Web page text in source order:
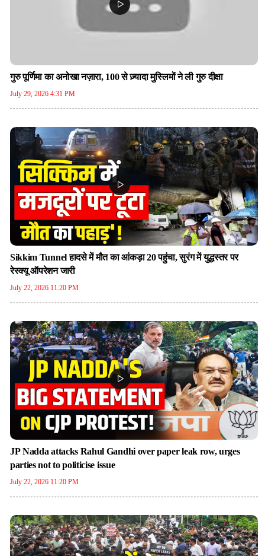
गुरु पूर्णिमा का अनोखा नज़ारा, 100 से ज़्यादा मुस्लिमों ने ली गुरु दीक्षा
July 29, 2026 4:31 PM
Sikkim Tunnel हादसे में मौत का आंकड़ा 20 पहुंचा, सुरंग में युद्धस्तर पर
रेस्क्यू ऑपरेशन जारी
July 22, 2026 11:20 PM
JP Nadda attacks Rahul Gandhi over paper leak row, urges
parties not to politicise issue
July 22, 2026 11:20 PM